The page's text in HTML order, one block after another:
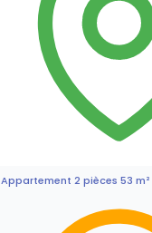
Appartement 2 pièces 53 m²